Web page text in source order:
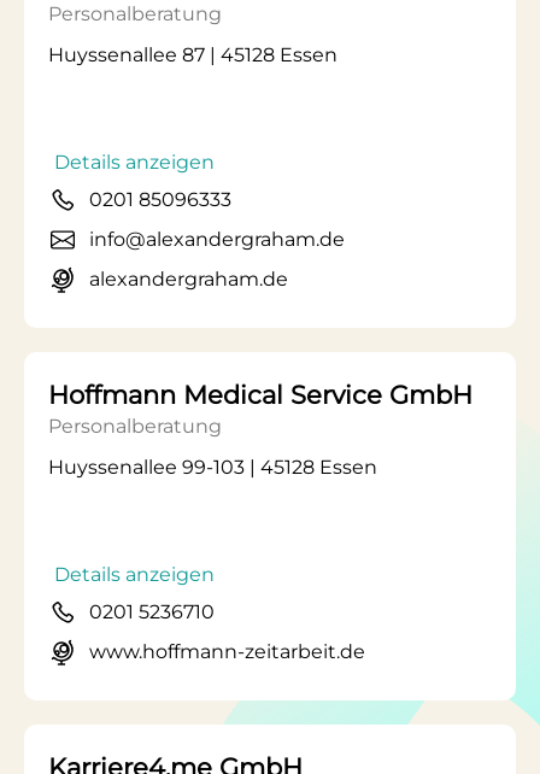
Personalberatung
Huyssenallee 87 | 45128 Essen
Details anzeigen
0201 85096333
info@alexandergraham.de
alexandergraham.de
Hoffmann Medical Service GmbH
Personalberatung
Huyssenallee 99-103 | 45128 Essen
Details anzeigen
0201 5236710
www.hoffmann-zeitarbeit.de
Karriere4.me GmbH